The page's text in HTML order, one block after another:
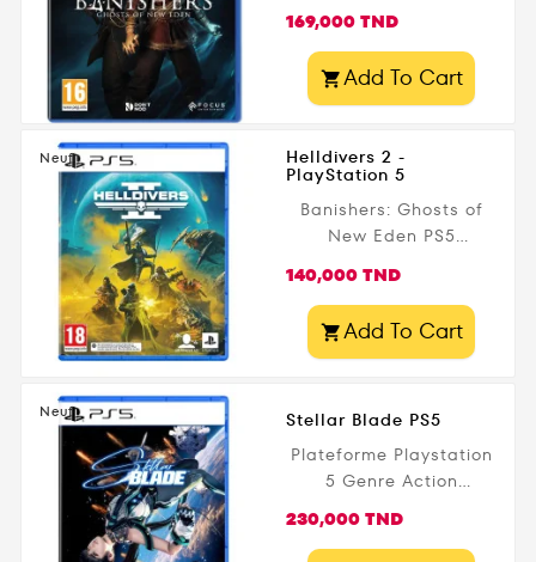
PlayStation 5 Genre
Action Editeur Focus
Date de parution 13
Prix
169,000 TND
Add To Cart
Neuf Helldivers 2 -
PlayStation 5
Banishers: Ghosts of
New Eden PS5
PlayStation 5 Genre
Action Editeur SONY
Date de parution 8
Prix
140,000 TND
Add To Cart
Neuf
Stellar Blade PS5
Plateforme Playstation
5 Genre Action
Date de parution 26
Prix
230,000 TND